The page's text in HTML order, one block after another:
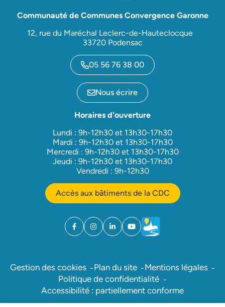
Communauté de Communes Convergence Garonne
12, rue du Maréchal Leclerc-de-Hauteclocque
33720 Podensac
05 56 76 38 00
Nous écrire
Horaires d'ouverture
Lundi : 9h-12h30 et 13h30-17h30
Mardi : 9h-12h30 et 13h30-17h30
Mercredi : 9h-12h30 et 13h30-17h30
Jeudi : 9h-12h30 et 13h30-17h30
Vendredi : 9h-12h30
Accès aux bâtiments de la CDC
Facebook
(ouverture dans un nouvel onglet)
Instagram
(ouverture dans un nouvel onglet)
Linkedin
(ouverture dans un nouvel onglet)
YouTube
(ouverture dans un nouvel
Météo
(ouverture dans un
Gestion des cookies Plan du site
Mentions légales
Politique de confidentialité
Accessibilité : partiellement conforme